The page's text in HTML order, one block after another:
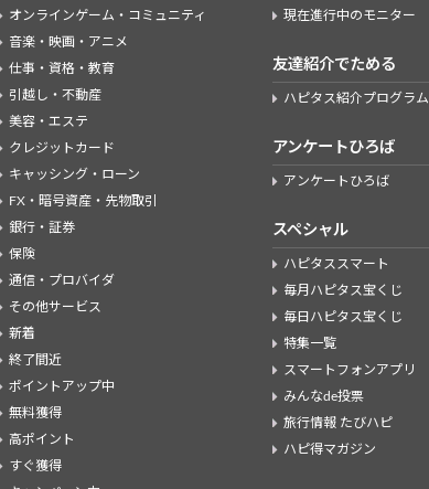
オンラインゲーム・コミュニティ
音楽・映画・アニメ
仕事・資格・教育
引越し・不動産
美容・エステ
クレジットカード
キャッシング・ローン
FX・暗号資産・先物取引
銀行・証券
保険
通信・プロバイダ
その他サービス
新着
終了間近
ポイントアップ中
無料獲得
高ポイント
すぐ獲得
現在進行中のモニター
友達紹介でためる
ハピタス紹介プログラム
アンケートひろば
アンケートひろば
スペシャル
ハピタススマート
毎月ハピタス宝くじ
毎日ハピタス宝くじ
特集一覧
スマートフォンアプリ
みんなde投票
旅行情報 たびハピ
ハピ得マガジン